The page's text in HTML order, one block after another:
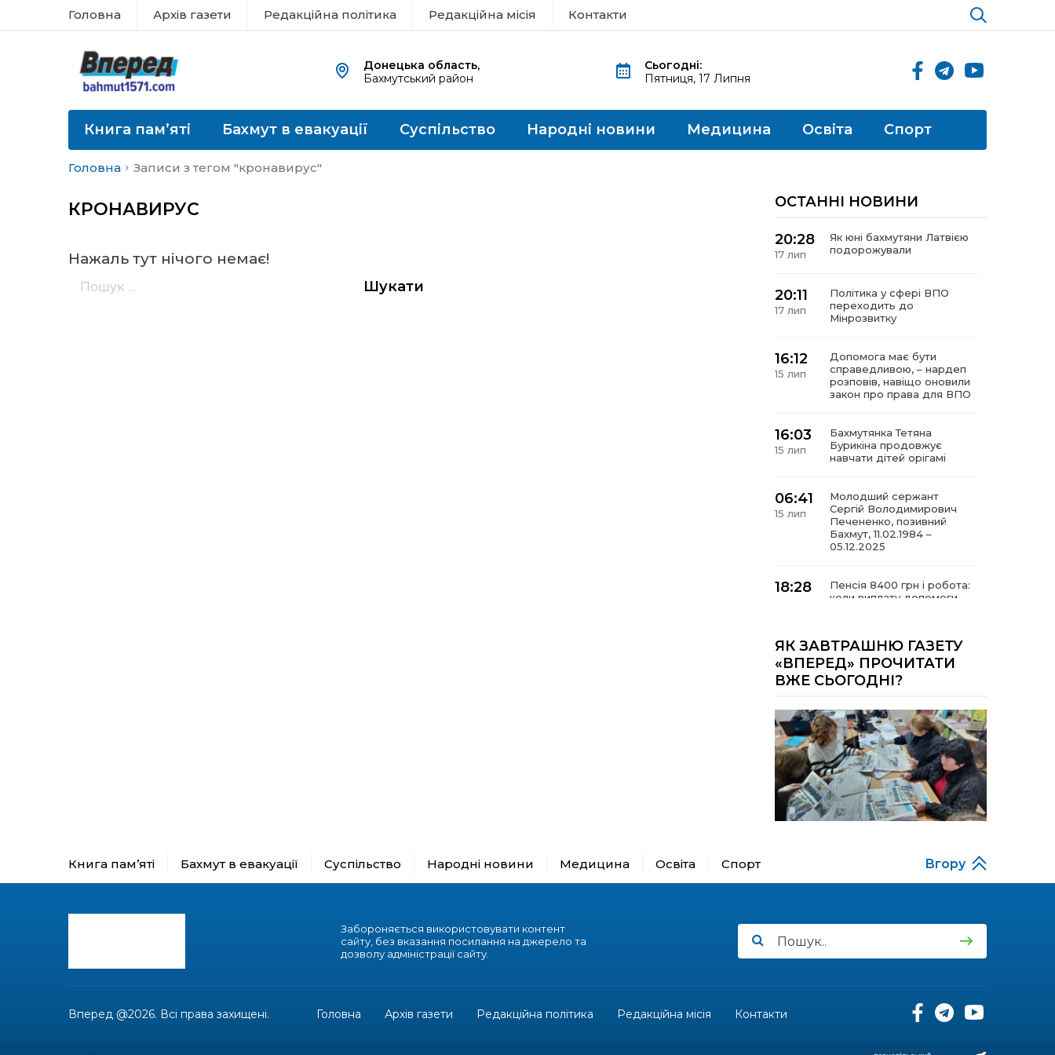
Головна Архів газети Редакційна політика Редакційна місія Контакти
Донецька область,
Бахмутський район
Сьогодні:
Пятниця, 17 Липня
Книга пам’яті Бахмут в евакуації Суспільство Народні новини Медицина Освіта Спорт
Головна Записи з тегом "кронавирус"
КРОНАВИРУС
Нажаль тут нічого немає!
ОСТАННІ НОВИНИ
20:28
17 лип
Як юні бахмутяни Латвією
подорожували
20:11
17 лип
Політика у сфері ВПО
переходить до
Мінрозвитку
16:12
15 лип
Допомога має бути
справедливою, – нардеп
розповів, навіщо оновили
закон про права для ВПО
16:03
15 лип
Бахмутянка Тетяна
Бурикіна продовжує
навчати дітей орігамі
06:41
15 лип
Молодший сержант
Сергій Володимирович
Печененко, позивний
Бахмут, 11.02.1984 –
05.12.2025
18:28
Пенсія 8400 грн і робота:
коли виплату допомоги
18:24
14 лип
В Україні створять
Координаційну раду з
питань ВПО та
за кордону
18:15
14 лип
Бахмутський код на
Гощанщині: коли традиції
єднають громади
17:25
Маленькі бахмутяни у
10 лип
Морські мушлі в техніці
макраме
17:07
10 лип
Бахмутяни вибороли
настільного тенісу
08 лип
Юна бахмутянка Кіра
Радченко долучилася до
унікального інклюзивного
проєкту «КОЛО
ЯК ЗАВТРАШНЮ ГАЗЕТУ
«ВПЕРЕД» ПРОЧИТАТИ
ВЖЕ СЬОГОДНІ?
Книга пам’яті Бахмут в евакуації Суспільство Народні новини Медицина Освіта Спорт Вгору
Забороняється використовувати контент
сайту, без вказання посилання на джерело та
дозволу адміністрації сайту.
Вперед @2026. Всі права захищені. Головна Архів газети Редакційна політика Редакційна місія Контакти